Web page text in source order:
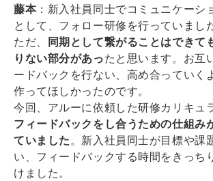
藤本：新入社員同士でコミュニケーシ
として、フォロー研修を行っていました
ただ、 同期として繋がることはできて
りない部分があったと思います。お互
ードバックを行ない、高め合っていく
作ってほしかったのです。
今回、アルーに依頼した研修カリキュ
フィードバックをし合うための仕組み
ていました。新入社員同士が目標や課
い、フィードバックする時間をきっち
けました。